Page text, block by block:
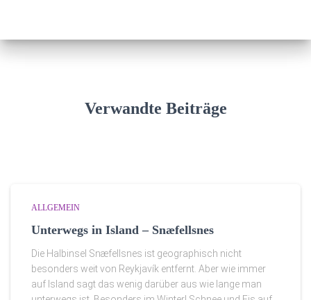
Verwandte Beiträge
ALLGEMEIN
Unterwegs in Island – Snæfellsnes
Die Halbinsel Snæfellsnes ist geographisch nicht
besonders weit von Reykjavík entfernt. Aber wie immer
auf Island sagt das wenig darüber aus wie lange man